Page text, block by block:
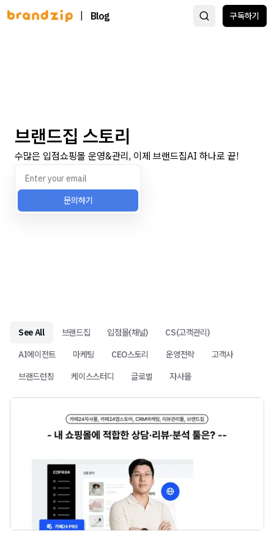
Blog 구독하기
브랜드집 스토리
수많은 입점쇼핑몰 운영&관리, 이제 브랜드집AI 하나로 끝!
문의하기
See All 브랜드집 입점몰(채널)
CS(고객관리)
AI에이전트
마케팅 CEO스토리 운영전략
고객사
브랜드런칭
케이스스터디 글로벌 자사몰